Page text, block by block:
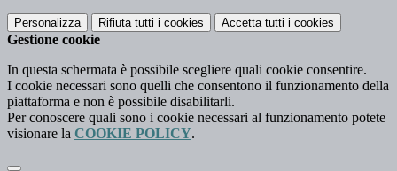
Personalizza Rifiuta tutti i cookies Accetta tutti i cookies
Gestione cookie
In questa schermata è possibile scegliere quali cookie consentire.
I cookie necessari sono quelli che consentono il funzionamento della
piattaforma e non è possibile disabilitarli.
Per conoscere quali sono i cookie necessari al funzionamento potete
visionare la COOKIE POLICY.